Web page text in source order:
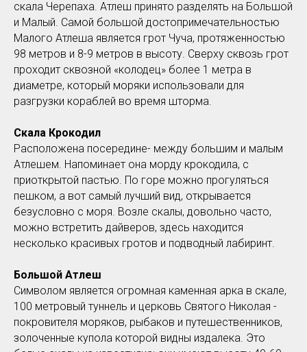
скала Черепаха. Атлеш принято разделять на Большой
и Малый. Самой большой достопримечательностью
Малого Атлеша является грот Чуча, протяженностью
98 метров и 8-9 метров в высоту. Сверху сквозь грот
проходит сквозной «колодец» более 1 метра в
диаметре, который моряки использовали для
разгрузки кораблей во время шторма.
Скала Крокодил
Расположена посередине- между большим и малым
Атлешем. Напоминает она морду крокодила, с
приоткрытой пастью. По горе можно прогуляться
пешком, а вот самый лучший вид, открывается
безусловно с моря. Возле скалы, довольно часто,
можно встретить дайверов, здесь находится
несколько красивых гротов и подводный лабиринт.
Большой Атлеш
Символом является огромная каменная арка в скале,
100 метровый туннель и церковь Святого Николая -
покровителя моряков, рыбаков и путешественников,
золоченные купола которой видны издалека. Это